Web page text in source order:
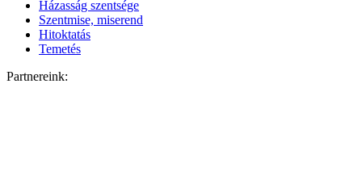
Házasság szentsége
Szentmise, miserend
Hitoktatás
Temetés
Partnereink: